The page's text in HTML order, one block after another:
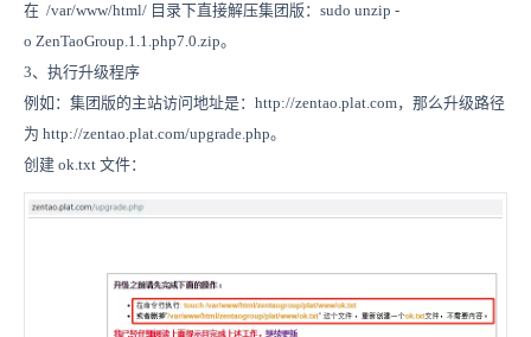
在 /var/www/html/ 目录下直接解压集团版：sudo unzip -
o ZenTaoGroup.1.1.php7.0.zip。
3、执行升级程序
例如：集团版的主站访问地址是：http://zentao.plat.com，那么升级路径
为 http://zentao.plat.com/upgrade.php。
创建 ok.txt 文件：